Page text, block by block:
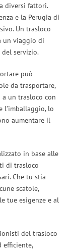
diversi fattori.
e la Perugia di
Un trasloco
un viaggio di
servizio.
può
da trasportare,
un trasloco con
l’imballaggio, lo
aumentare il
in base alle
di trasloco
Che tu stia
scatole,
tue esigenze e al
del trasloco
efficiente,